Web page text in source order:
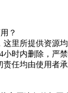
？
这里所提供资源均
小时内删除，严禁
责任均由使用者承